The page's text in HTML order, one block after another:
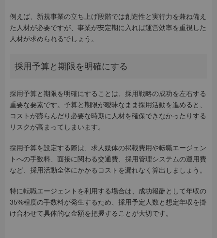
例えば、新規事業の立ち上げ段階では創造性と実行力を兼ね備え
た人材が必要ですが、事業が安定期に入れば運営効率を重視した
人材が求められるでしょう。
採用予算と期限を明確にする
採用予算と期限を明確にすることは、採用戦略の成功を左右する
重要な要素です。予算と期限が曖昧なまま採用活動を進めると、
コストが膨らんだり必要な時期に人材を確保できなかったりする
リスクが高まってしまいます。
採用予算を設定する際は、求人媒体の掲載費用や転職エージェン
トへの手数料、面接に関わる交通費、採用管理システムの運用費
など、採用活動全体にかかるコストを漏れなく算出しましょう。
特に転職エージェントを利用する場合は、成功報酬として年収の
35%程度の手数料が発生するため、採用予定人数と想定年収を掛
け合わせて具体的な金額を把握することが大切です。